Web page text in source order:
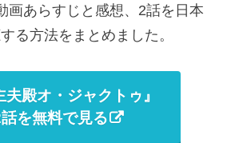
画あらすじと感想、2話を日本
る方法をまとめました。
夫殿オ・ジャクトゥ』
を無料で見る